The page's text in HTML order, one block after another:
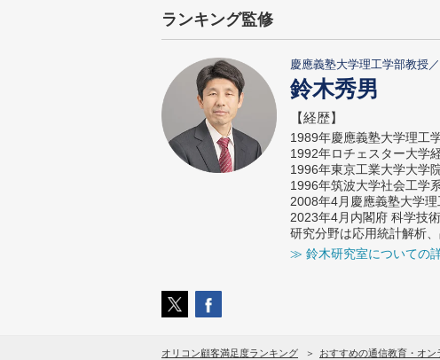
ランキング監修
慶應義塾大学理工学部教授
鈴木秀男
【経歴】
1989年慶應義塾大学理工
1992年ロチェスター大学
1996年東京工業大学大学
1996年筑波大学社会工学
2008年4月慶應義塾大学
2023年4月内閣府 科学技
研究分野は応用統計解析
≫ 鈴木研究室についての
オリコン顧客満足度ランキング おすすめの通信教育・オ